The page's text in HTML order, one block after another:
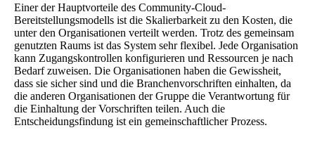
Einer der Hauptvorteile des Community-Cloud-
Bereitstellungsmodells ist die Skalierbarkeit zu den Kosten, die
unter den Organisationen verteilt werden. Trotz des gemeinsam
genutzten Raums ist das System sehr flexibel. Jede Organisation
kann Zugangskontrollen konfigurieren und Ressourcen je nach
Bedarf zuweisen. Die Organisationen haben die Gewissheit,
dass sie sicher sind und die Branchenvorschriften einhalten, da
die anderen Organisationen der Gruppe die Verantwortung für
die Einhaltung der Vorschriften teilen. Auch die
Entscheidungsfindung ist ein gemeinschaftlicher Prozess.